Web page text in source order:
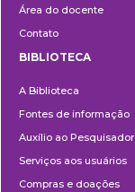
Área do docente
Contato
BIBLIOTECA
A Biblioteca
Fontes de informação
Auxílio ao Pesquisador
Serviços aos usuários
Compras e doações